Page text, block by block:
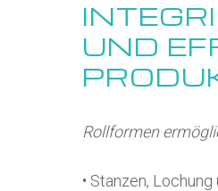
UND
Rollformen
• Stanzen,